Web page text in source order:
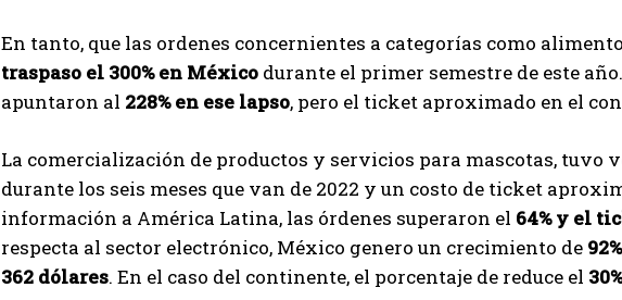
En tanto, que las ordenes concernientes a categorías como
traspaso el 300% en México durante el primer semestre de este
apuntaron al 228% en ese lapso, pero el ticket aproximado en el
La comercialización de productos y servicios para mascotas, tuvo
durante los seis meses que van de 2022 y un costo de ticket
información a América Latina, las órdenes superaron el 64% y el
respecta al sector electrónico, México genero un crecimiento de 92%
362 dólares. En el caso del continente, el porcentaje de reduce el 30%